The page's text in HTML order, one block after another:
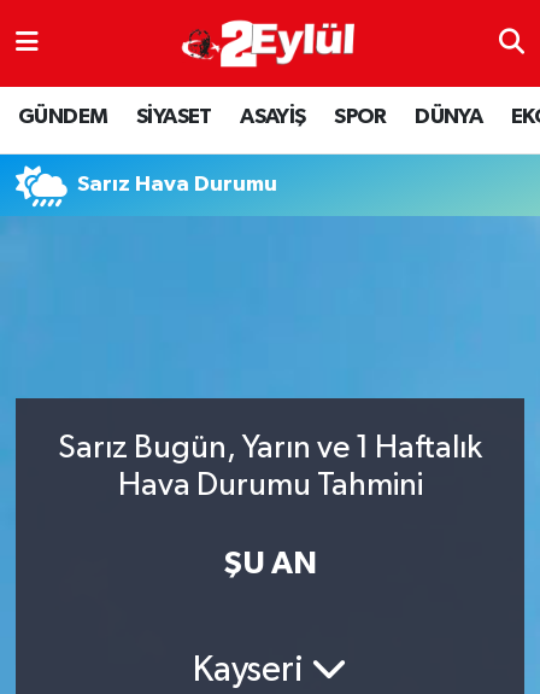
GÜNDEM SİYASET ASAYİŞ SPOR DÜNYA
Sarız Hava Durumu
Sarız Bugün, Yarın ve 1 Haftalık
Hava Durumu Tahmini
ŞU AN
Kayseri
ASAYİŞ
DÜNYA
EKONOMİ
SİYASET
SPOR
Nöbetçi Eczaneler
Hava Durumu
Eskişehir Namaz Vakitleri
Tüm Manşetler
Son Dakika Haberleri